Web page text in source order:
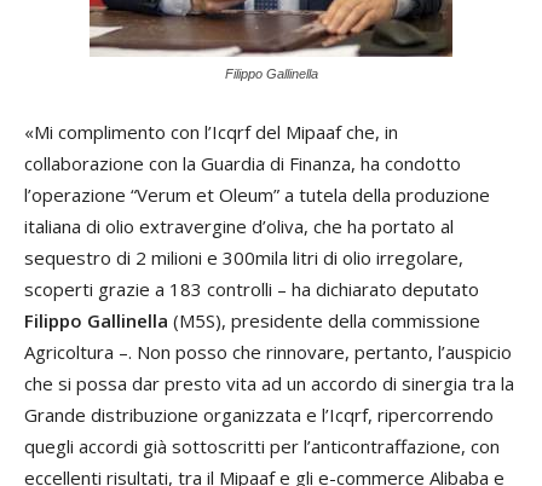
Filippo Gallinella
«Mi complimento con l’Icqrf del Mipaaf che, in
collaborazione con la Guardia di Finanza, ha condotto
l’operazione “Verum et Oleum” a tutela della produzione
italiana di olio extravergine d’oliva, che ha portato al
sequestro di 2 milioni e 300mila litri di olio irregolare,
scoperti grazie a 183 controlli – ha dichiarato deputato
Filippo Gallinella (M5S), presidente della commissione
Agricoltura –. Non posso che rinnovare, pertanto, l’auspicio
che si possa dar presto vita ad un accordo di sinergia tra la
Grande distribuzione organizzata e l’Icqrf, ripercorrendo
quegli accordi già sottoscritti per l’anticontraffazione, con
eccellenti risultati, tra il Mipaaf e gli e-commerce Alibaba e